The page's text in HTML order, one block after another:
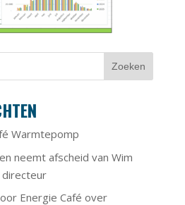
Warmtepomp
neemt afscheid van Wim
directeur
Energie Café over